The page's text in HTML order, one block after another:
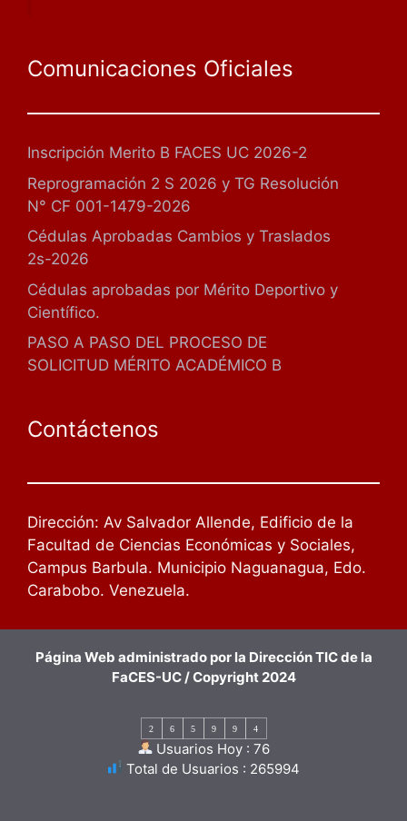
Comunicaciones Oficiales
Inscripción Merito B FACES UC 2026-2
Reprogramación 2 S 2026 y TG Resolución
N° CF 001-1479-2026
Cédulas Aprobadas Cambios y Traslados
2s-2026
Cédulas aprobadas por Mérito Deportivo y
Científico.
PASO A PASO DEL PROCESO DE
SOLICITUD MÉRITO ACADÉMICO B
Contáctenos
Dirección: Av Salvador Allende, Edificio de la
Facultad de Ciencias Económicas y Sociales,
Campus Barbula. Municipio Naguanagua, Edo.
Carabobo. Venezuela.
Página Web administrado por la Dirección TIC de la
FaCES-UC / Copyright 2024
2 6 5 9 9 4
Usuarios Hoy : 76
Total de Usuarios : 265994